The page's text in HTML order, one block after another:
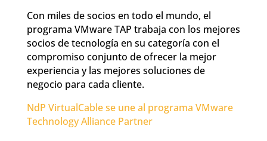
Con miles de socios en todo el mundo, el
programa VMware TAP trabaja con los mejores
socios de tecnología en su categoría con el
compromiso conjunto de ofrecer la mejor
experiencia y las mejores soluciones de
negocio para cada cliente.
NdP VirtualCable se une al programa VMware
Technology Alliance Partner